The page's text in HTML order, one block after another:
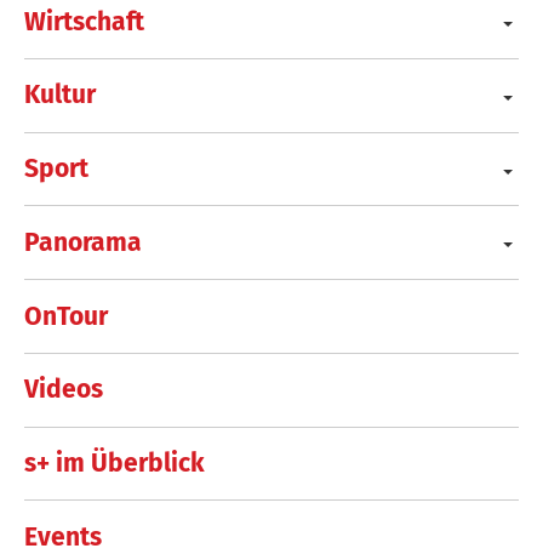
Wirtschaft
Kultur
Sport
Panorama
OnTour
Videos
s+ im Überblick
Events